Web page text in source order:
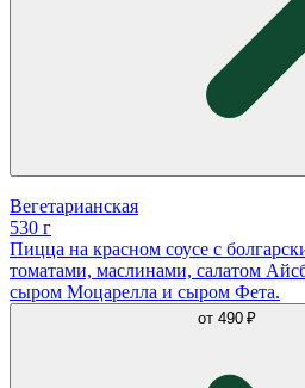
Вегетарианская
530 г
Пицца на красном соусе с
томатами, маслинами, салатом
сыром Моцарелла и сыром Фета.
от 490 ₽